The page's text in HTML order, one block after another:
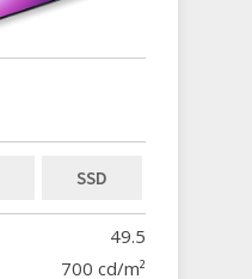
SSD
49.5
700 cd/m²